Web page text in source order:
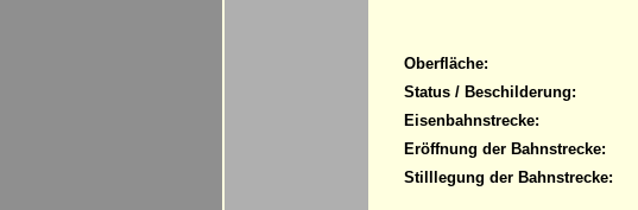
Oberfläche:
Status / Beschilderung:
Eisenbahnstrecke:
Eröffnung der Bahnstrecke:
Stilllegung der Bahnstrecke: